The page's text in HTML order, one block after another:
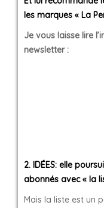
les marques « La
Je vous laisse lire
newsletter :
2. IDÉES: elle
abonnés avec « la
Mais la liste est un